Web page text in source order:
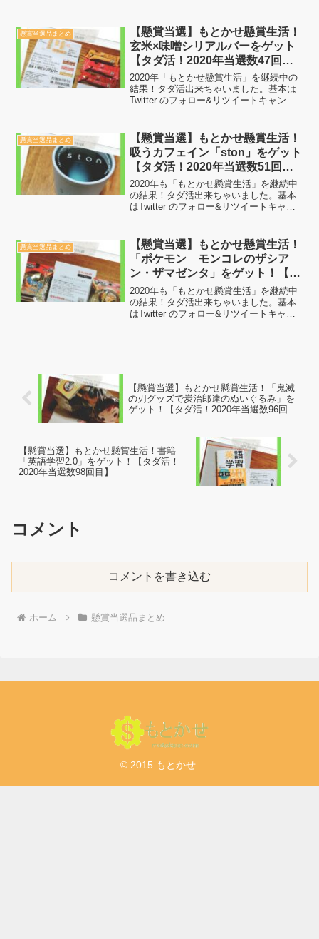
くただフォローとリツイートして当選を
待つだけで...
懸賞当選品まとめ
【懸賞当選】もとかせ懸賞生活！
玄米×味噌シリアルバーをゲット
【タダ活！2020年当選数47回
目】
2020年「もとかせ懸賞生活」を継続中の
結果！タダ活出来ちゃいました。基本は
Twitter のフォロー&リツイートキャンペ
ただフォローとリツイートして当選を待
つだけです...
懸賞当選品まとめ
【懸賞当選】もとかせ懸賞生活！
吸うカフェイン「ston」をゲット
【タダ活！2020年当選数51回
目】
2020年も「もとかせ懸賞生活」を継続中
の結果！タダ活出来ちゃいました。基本
はTwitter のフォロー&リツイートキャン
くただフォローとリツイートして当選を
待つだけで...
懸賞当選品まとめ
【懸賞当選】もとかせ懸賞生活！
「ポケモン モンコレのザシア
ン・ザマゼンタ」をゲット！【タ
ダ活！2020年当選数103回目】
2020年も「もとかせ懸賞生活」を継続中
の結果！タダ活出来ちゃいました。基本
はTwitter のフォロー&リツイートキャン
【懸賞当選】もとかせ懸賞生活！「鬼滅
の刃グッズで炭治郎達のぬいぐるみ」を
ゲット！【タダ活！2020年当選数96回
【懸賞当選】もとかせ懸賞生活！書籍
「英語学習2.0」をゲット！【タダ活！
2020年当選数98回目】
コメント
コメントを書き込む
ホーム 懸賞当選品まとめ
© 2015 もとかせ.